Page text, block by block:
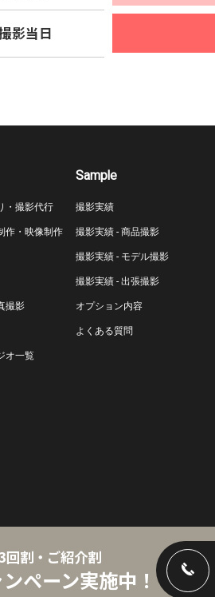
影当日
・撮影代行
作・映像制作
撮影
オ一覧
Sample
撮影実績
撮影実績 - 商品撮影
撮影実績 - モデル撮影
撮影実績 - 出張撮影
オプション内容
よくある質問
回割・ご紹介割
ペーン実施中！